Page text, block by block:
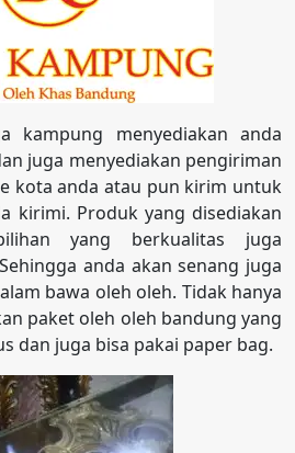
kampung menyediakan anda
juga menyediakan pengiriman
kota anda atau pun kirim untuk
kirimi. Produk yang disediakan
yang berkualitas juga
anda akan senang juga
bawa oleh oleh. Tidak hanya
paket oleh oleh bandung yang
dan juga bisa pakai paper bag.